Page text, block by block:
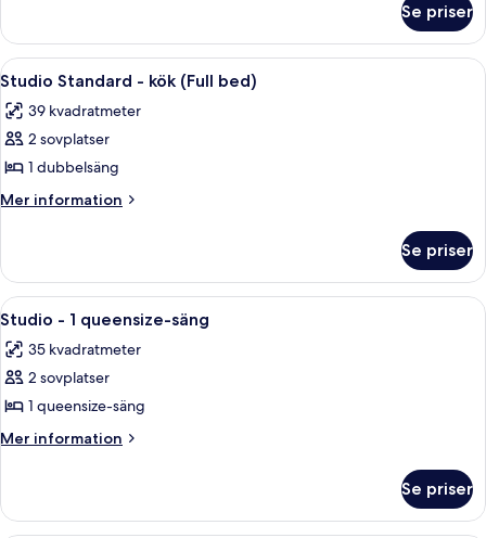
säng
med
bäddsoffa
-
balkong
rum
1
säng
med
-
balkong
Se priser
Öppna
alla
foton
för
Studio
Standard
(Full
bed)
Ett litet, modernt rum med ett
6
Studio Standard - kök (Full bed)
39 kvadratmeter
2 sovplatser
1 dubbelsäng
Mer information
Mer
Standard
kök
bed)
Se priser
Öppna
alla
foton
för
Studio
-
säng
Ett modernt hotellrum med en stor
3
Studio - 1 queensize-säng
35 kvadratmeter
2 sovplatser
1 queensize-säng
Mer information
Mer
-
Se priser